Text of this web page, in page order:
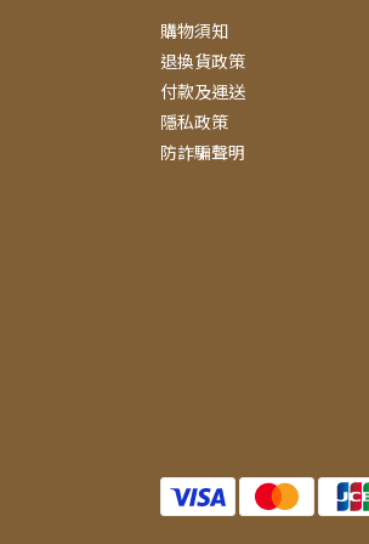
購物須知
退換貨政策
付款及運送
隱私政策
防詐騙聲明